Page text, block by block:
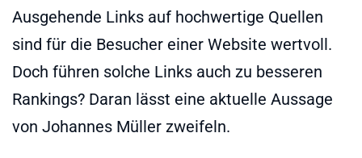
Ausgehende Links auf hochwertige Quellen
sind für die Besucher einer Website wertvoll.
Doch führen solche Links auch zu besseren
Rankings? Daran lässt eine aktuelle Aussage
von Johannes Müller zweifeln.